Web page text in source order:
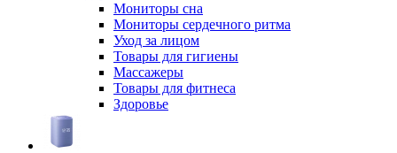
Мониторы сна
Мониторы сердечного ритма
Уход за лицом
Товары для гигиены
Массажеры
Товары для фитнеса
Здоровье